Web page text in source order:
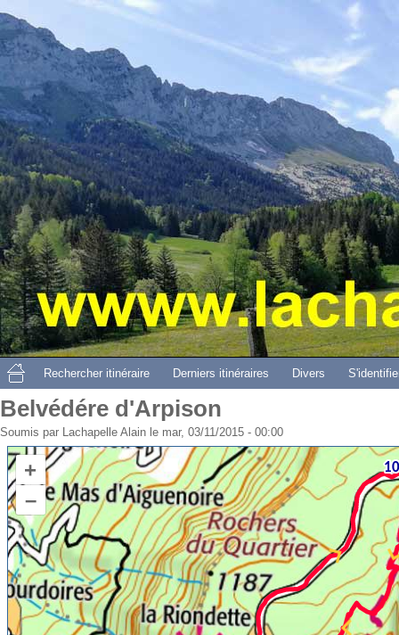
Aller
Belvédére d'Arpison
Soumis par Lachapelle Alain le mar, 03/11/2015 - 00:00
Rechercher itinéraire Derniers itinéraires Divers